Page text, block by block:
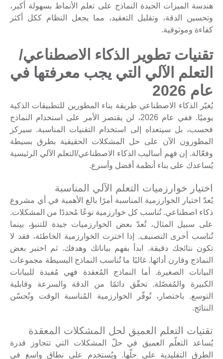
هندسة الميزات الجيدة النماذج على تعلم الأنماط بسهولة أكبر،
وتحسين الدقة، وتقليل التعقيد، مما يجعل النظام ككل أكثر
كفاءة وموثوقية.
تقنيات تطوير الذكاء الاصطناعي/
التعلم الآلي التي يجب معرفتها في
عام 2026
يُغيّر الذكاء الاصطناعي طريقة بناء المطورين للتطبيقات الذكية
يوميًا. ففي عام 2026، لن يقتصر الأمر على استخدام النماذج
فحسب، بل سيتعداه إلى استخدام التقنيات المناسبة. سيركز
المطورون الآن على حل المشكلات الحقيقية بطرق بسيطة
وفعّالة. إن فهم أساليب الذكاء الاصطناعي/التعلم الآلي الرئيسية
يُساعدك على بناء أنظمة أفضل وأسرع.
اختيار خوارزميات التعلم الآلي المناسبة
يُعدّ اختيار الخوارزمية المناسبة أمرًا بالغ الأهمية في أي مشروع
ذكاء اصطناعي. تُناسب كل خوارزمية نوعًا مُحددًا من المشكلات.
على سبيل المثال، تُعدّ بعض الخوارزميات جيدة للتنبؤ، بينما
تُناسب أخرى التصنيف. إذا اخترت الخوارزمية الخاطئة، فقد لا
تكون نتائجك دقيقة. ابدأ بفهم بياناتك وهدفك. ثم اختبر بعض
النماذج وقارن أدائها. غالبًا ما تُناسب النماذج البسيطة مجموعات
البيانات الصغيرة. أما النماذج المُعقدة فهي مُفيدة للبيانات
الكبيرة والمُفصّلة. تحقّق دائمًا من الدقة والسرعة وقابلية
التوسع. باختصار، تُوفّر الخوارزمية المُناسبة الوقت وتُحسّن
النتائج.
تقنيات التعلم العميق لحل المشكلات المعقدة
يُساعد التعلّم العميق في حلّ المشكلات التي تتجاوز قدرة
الطرق التقليدية على حلّها. ويُستخدم على نطاق واسع في